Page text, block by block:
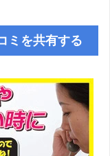
ミを共有する